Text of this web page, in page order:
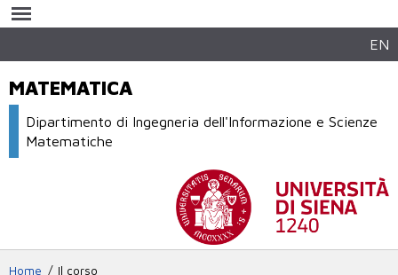
contenuto
EN
MATEMATICA
Dipartimento di Ingegneria dell'Informazione e Scienze
Matematiche
Home Il corso